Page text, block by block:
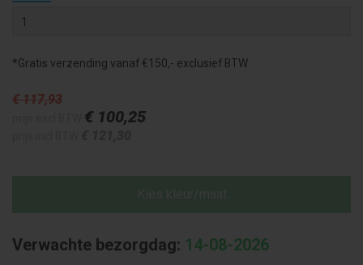
*Gratis verzending vanaf €150,- exclusief BTW
€ 117,93
€ 100,25
Verwachte bezorgdag: 14-08-2026